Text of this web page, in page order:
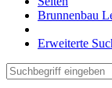
Brunnenbau
Erweiterte